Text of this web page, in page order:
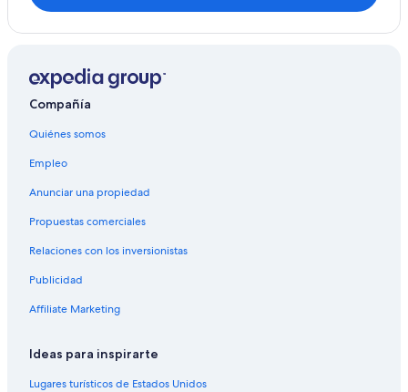
Compañía
Quiénes somos
Empleo
Anunciar una propiedad
Propuestas comerciales
Relaciones con los inversionistas
Publicidad
Affiliate Marketing
Ideas para inspirarte
Lugares turísticos de Estados Unidos